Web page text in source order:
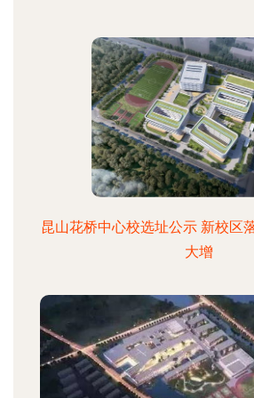
昆山花桥中心校选址公示 新校区
大增